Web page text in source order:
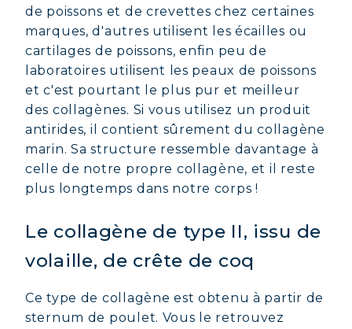
de poissons et de crevettes chez certaines
marques, d'autres utilisent les écailles ou
cartilages de poissons, enfin peu de
laboratoires utilisent les peaux de poissons
et c'est pourtant le plus pur et meilleur
des collagènes. Si vous utilisez un produit
antirides, il contient sûrement du collagène
marin. Sa structure ressemble davantage à
celle de notre propre collagène, et il reste
plus longtemps dans notre corps !
Le collagène de type II, issu de
volaille, de crête de coq
Ce type de collagène est obtenu à partir de
sternum de poulet. Vous le retrouvez